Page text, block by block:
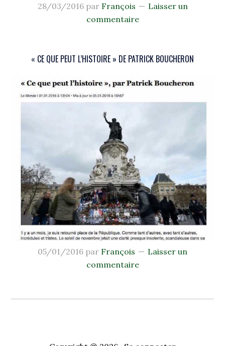
28/03/2016par François
Laisser un
commentaire
« CE QUE PEUT L’HISTOIRE » DE PATRICK BOUCHERON
05/01/2016 par François
Laisser un
commentaire